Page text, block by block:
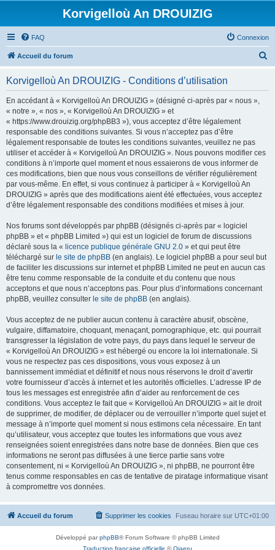
Korvigelloù An DROUIZIG
FAQ Connexion
Accueil du forum
Korvigelloù An DROUIZIG - Conditions d’utilisation
En accédant à « Korvigelloù An DROUIZIG » (désigné ci-après par « nous »,
« notre », « nos », « Korvigelloù An DROUIZIG » et
« https://www.drouizig.org/phpBB3 »), vous acceptez d’être légalement
responsable des conditions suivantes. Si vous n’acceptez pas d’être
légalement responsable de toutes les conditions suivantes, veuillez ne pas
utiliser et accéder à « Korvigelloù An DROUIZIG ». Nous pouvons modifier ces
conditions à n’importe quel moment et nous essaierons de vous informer de
ces modifications, bien que nous vous conseillons de vérifier régulièrement
par vous-même. En effet, si vous continuez à participer à « Korvigelloù An
DROUIZIG » après que des modifications aient été effectuées, vous acceptez
d’être légalement responsable des conditions modifiées et mises à jour.
Nos forums sont développés par phpBB (désignés ci-après par « logiciel
phpBB » et « phpBB Limited ») qui est un logiciel de forum de discussions
déclaré sous la « licence publique générale GNU 2.0 » et qui peut être
téléchargé sur le site de phpBB (en anglais). Le logiciel phpBB a pour seul but
de faciliter les discussions sur internet et phpBB Limited ne peut en aucun cas
être tenu comme responsable de la conduite et du contenu que nous
acceptons et que nous n’acceptons pas. Pour plus d’informations concernant
phpBB, veuillez consulter le site de phpBB (en anglais).
Vous acceptez de ne publier aucun contenu à caractère abusif, obscène,
vulgaire, diffamatoire, choquant, menaçant, pornographique, etc. qui pourrait
transgresser la législation de votre pays, du pays dans lequel le serveur de
« Korvigelloù An DROUIZIG » est hébergé ou encore la loi internationale. Si
vous ne respectez pas ces dispositions, vous vous exposez à un
bannissement immédiat et définitif et nous nous réservons le droit d’avertir
votre fournisseur d’accès à internet et les autorités officielles. L’adresse IP de
tous les messages est enregistrée afin d’aider au renforcement de ces
conditions. Vous acceptez le fait que « Korvigelloù An DROUIZIG » ait le droit
de supprimer, de modifier, de déplacer ou de verrouiller n’importe quel sujet et
message à n’importe quel moment si nous estimons cela nécessaire. En tant
qu’utilisateur, vous acceptez que toutes les informations que vous avez
renseignées soient enregistrées dans notre base de données. Bien que ces
informations ne seront pas diffusées à une tierce partie sans votre
consentement, ni « Korvigelloù An DROUIZIG », ni phpBB, ne pourront être
tenus comme responsables en cas de tentative de piratage informatique visant
à compromettre vos données.
Accueil du forum Fuseau horaire sur UTC+01:00
Supprimer les cookies
Développé parphpBB® Forum Software © phpBB Limited
Traduction française officielle ©Qiaeru